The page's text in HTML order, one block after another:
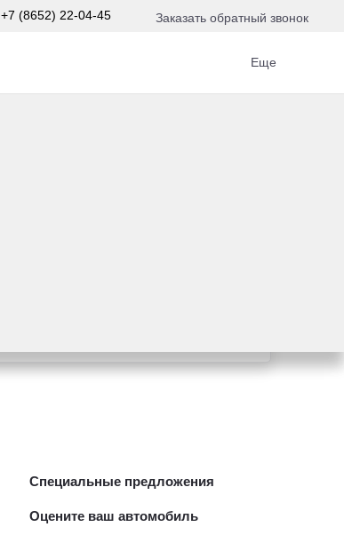
+7 (8652) 22-04-45 Заказать обратный звонок
Еще
Специальные предложения
Оцените ваш автомобиль